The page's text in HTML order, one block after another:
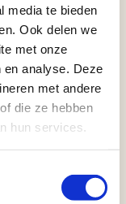
media te bieden
Ook delen we
met onze
analyse. Deze
met andere
die ze hebben
hun services.
een prachtig
Op het dek
de Afrikaanse
excursies,
en de